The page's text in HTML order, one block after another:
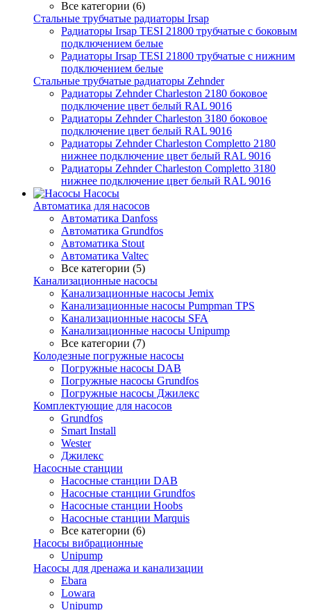
Все категории (6)
Стальные трубчатые радиаторы Irsap
Радиаторы Irsap TESI 21800 трубчатые с боковым
подключением белые
Радиаторы Irsap TESI 21800 трубчатые с нижним
подключением белые
Стальные трубчатые радиаторы Zehnder
Радиаторы Zehnder Charleston 2180 боковое
подключение цвет белый RAL 9016
Радиаторы Zehnder Charleston 3180 боковое
подключение цвет белый RAL 9016
Радиаторы Zehnder Charleston Completto 2180
нижнее подключение цвет белый RAL 9016
Радиаторы Zehnder Charleston Completto 3180
нижнее подключение цвет белый RAL 9016
Насосы
Автоматика для насосов
Автоматика Danfoss
Автоматика Grundfos
Автоматика Stout
Автоматика Valtec
Все категории (5)
Канализационные насосы
Канализационные насосы Jemix
Канализационные насосы Pumpman TPS
Канализационные насосы SFA
Канализационные насосы Unipump
Все категории (7)
Колодезные погружные насосы
Погружные насосы DAB
Погружные насосы Grundfos
Погружные насосы Джилекс
Комплектующие для насосов
Grundfos
Smart Install
Wester
Джилекс
Насосные станции
Насосные станции DAB
Насосные станции Grundfos
Насосные станции Hoobs
Насосные станции Marquis
Все категории (6)
Насосы вибрационные
Unipump
Насосы для дренажа и канализации
Ebara
Lowara
Unipump